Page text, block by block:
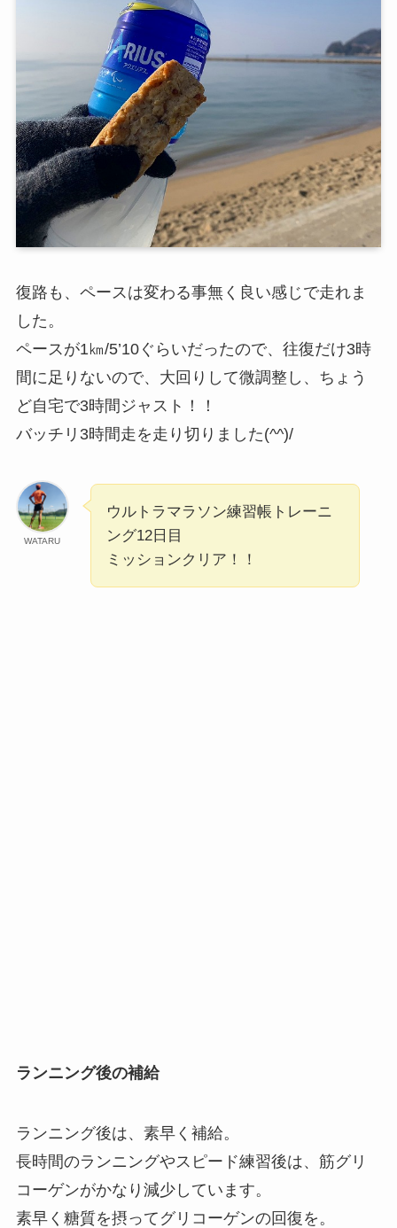
復路も、ペースは変わる事無く良い感じで走れま
した。
ペースが1㎞/5’10ぐらいだったので、往復だけ3時
間に足りないので、大回りして微調整し、ちょう
ど自宅で3時間ジャスト！！
バッチリ3時間走を走り切りました(^^)/
WATARU
ウルトラマラソン練習帳トレーニ
ング12日目
ミッションクリア！！
ランニング後の補給
ランニング後は、素早く補給。
長時間のランニングやスピード練習後は、筋グリ
コーゲンがかなり減少しています。
素早く糖質を摂ってグリコーゲンの回復を。